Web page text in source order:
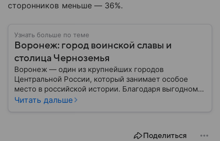
сторонников меньше — 36%.
Узнать больше по теме
Воронеж: город воинской славы и
столица Черноземья
Воронеж — один из крупнейших городов
Центральной России, который занимает особое
место в российской истории. Благодаря выгодному
расположению на юге европейской части страны
Читать дальше
Поделиться